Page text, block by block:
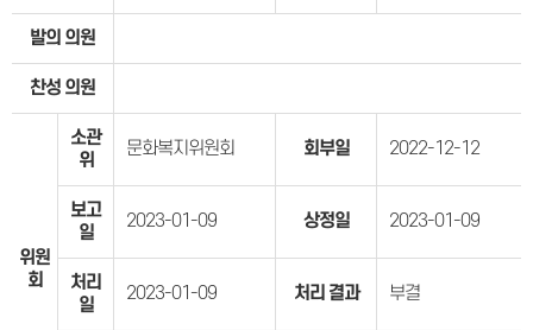
발의 의원
찬성 의원
위원
회
소관
위
문화복지위원회 회부일 2022-12-12
보고
일
2023-01-09 상정일 2023-01-09
처리
일
2023-01-09 처리 결과 부결